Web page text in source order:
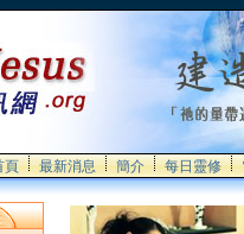
頁 最新消息 簡介 每日靈修